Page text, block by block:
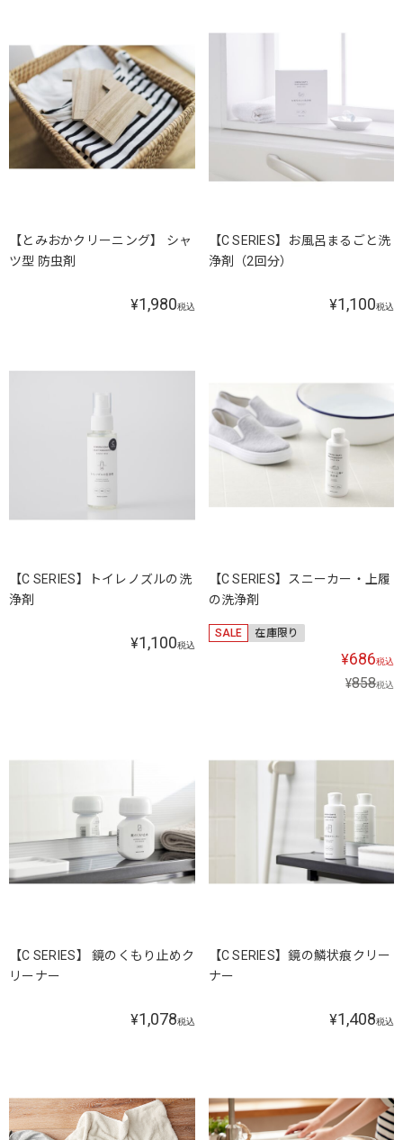
【とみおかクリーニング】 シャ
ツ型 防虫剤
¥1,980税込
【C SERIES】お風呂まるごと洗
浄剤（2回分）
¥1,100税込
【C SERIES】トイレノズルの洗
浄剤
¥1,100税込
【C SERIES】スニーカー・上履
の洗浄剤
SALE 在庫限り
¥686税込
¥858税込
【C SERIES】 鏡のくもり止めク
リーナー
¥1,078税込
【C SERIES】鏡の鱗状痕クリー
ナー
¥1,408税込